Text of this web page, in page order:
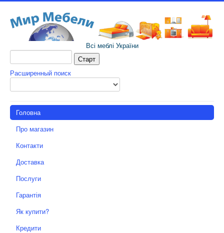
Всі меблі України
Расширенный поиск
Головна
Про магазин
Контакти
Доставка
Послуги
Гарантія
Як купити?
Кредити